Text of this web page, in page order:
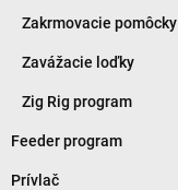
Zakrmovacie pomôcky
Zavážacie loďky
Zig Rig program
Feeder program
Prívlač